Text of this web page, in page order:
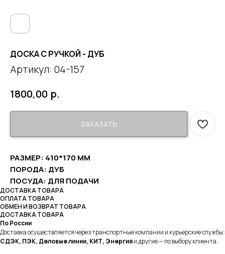
ДОСКА С РУЧКОЙ - ДУБ
Артикул: 04-157
1800,00 р.
ЗАКАЗАТЬ
РАЗМЕР: 410*170 ММ
ПОРОДА: ДУБ
ПОСУДА: ДЛЯ ПОДАЧИ
ДОСТАВКА ТОВАРА
ОПЛАТА ТОВАРА
ОБМЕН И ВОЗВРАТ ТОВАРА
ДОСТАВКА ТОВАРА
По России
Доставка осуществляется через транспортные компании и курьерские службы:
СДЭК, ПЭК, Деловые линии, КИТ, Энергияи другие — по выбору клиента.